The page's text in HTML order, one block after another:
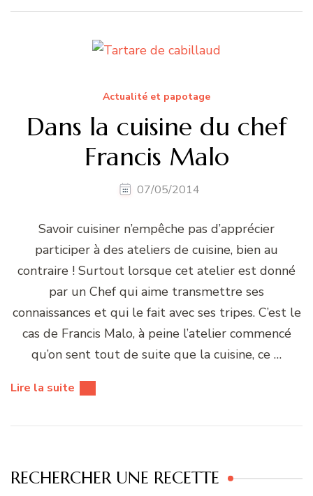
Actualité et papotage
Dans la cuisine du chef
Francis Malo
07/05/2014
Savoir cuisiner n’empêche pas d’apprécier
participer à des ateliers de cuisine, bien au
contraire ! Surtout lorsque cet atelier est donné
par un Chef qui aime transmettre ses
connaissances et qui le fait avec ses tripes. C’est le
cas de Francis Malo, à peine l’atelier commencé
qu’on sent tout de suite que la cuisine, ce …
Lire la suite
RECHERCHER UNE RECETTE